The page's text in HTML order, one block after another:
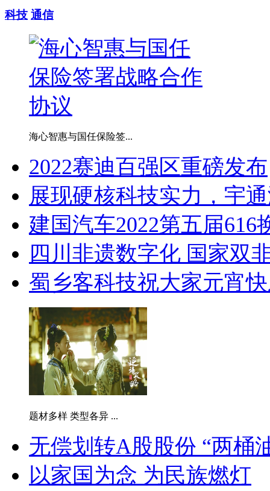
科技 通信
海心智惠与国任保险签...
2022赛迪百强区重磅发布
展现硬核科技实力，宇
建国汽车2022第五届616
四川非遗数字化 国家双
蜀乡客科技祝大家元宵
题材多样 类型各异 ...
无偿划转A股股份 “两桶
以家国为念 为民族燃灯